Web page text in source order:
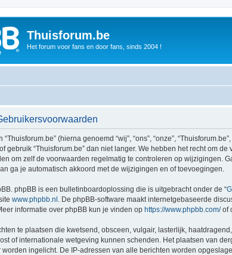
Thuisforum.be
Het forum voor fans en door fans, sinds 2004 !
(hierna genoemd “wij”, “ons”, “onze”,
gebruik “Thuisforum.be” dan niet langer. We hebben het recht om
om zelf de voorwaarden regelmatig te controleren op wijzigingen.
ga je automatisch akkoord met de wijzigingen en of toevoegingen.
phpBB is een bulletinboardoplossing die is uitgebracht onder de “
www.phpbb.nl . De phpBB-software maakt internetgebaseerde
informatie over phpBB kun je vinden op https://www.phpbb.com/of
te plaatsen die kwetsend, obsceen, vulgair, lasterlijk,
of internationale wetgeving kunnen schenden. Het plaatsen van
ingelicht. De IP-adressen van alle berichten worden